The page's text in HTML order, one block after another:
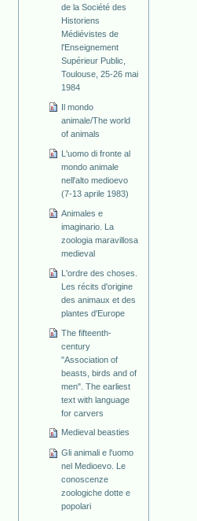
de la Société des
Historiens
Médiévistes de
l'Enseignement
Supérieur Public,
Toulouse, 25-26 mai
1984
Il mondo
animale/The world
of animals
L'uomo di fronte al
mondo animale
nell'alto medioevo
(7-13 aprile 1983)
Animales e
imaginario. La
zoologia maravillosa
medieval
L'ordre des choses.
Les récits d'origine
des animaux et des
plantes d'Europe
The fifteenth-
century
"Association of
beasts, birds and of
men". The earliest
text with language
for carvers
Medieval beasties
Gli animali e l'uomo
nel Medioevo. Le
conoscenze
zoologiche dotte e
popolari